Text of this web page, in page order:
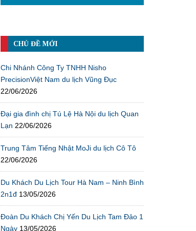
CHỦ ĐỀ MỚI
Chi Nhánh Công Ty TNHH Nisho
PrecisionViệt Nam du lịch Vũng Đục
22/06/2026
Đại gia đình chị Tú Lệ Hà Nội du lịch Quan
Lạn 22/06/2026
Trung Tâm Tiếng Nhật MoJi du lịch Cô Tô
22/06/2026
Du Khách Du Lịch Tour Hà Nam – Ninh Bình
2n1đ 13/05/2026
Đoàn Du Khách Chị Yến Du Lịch Tam Đảo 1
Ngày 13/05/2026